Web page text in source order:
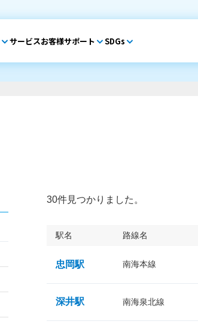
サービスお客様サポート SDGs
30件見つかりました。
駅名 路線名
忠岡駅 南海本線
深井駅 南海泉北線